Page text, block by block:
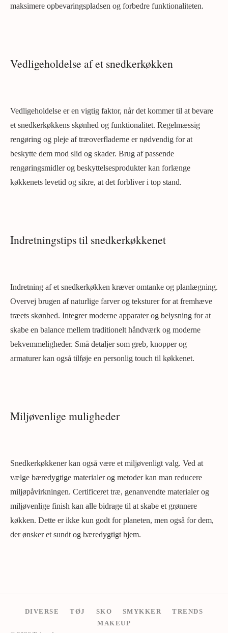
maksimere opbevaringspladsen og forbedre funktionaliteten.
Vedligeholdelse af et snedkerkøkken
Vedligeholdelse er en vigtig faktor, når det kommer til at bevare
et snedkerkøkkens skønhed og funktionalitet. Regelmæssig
rengøring og pleje af træoverfladerne er nødvendig for at
beskytte dem mod slid og skader. Brug af passende
rengøringsmidler og beskyttelsesprodukter kan forlænge
køkkenets levetid og sikre, at det forbliver i top stand.
Indretningstips til snedkerkøkkenet
Indretning af et snedkerkøkken kræver omtanke og planlægning.
Overvej brugen af naturlige farver og teksturer for at fremhæve
træets skønhed. Integrer moderne apparater og belysning for at
skabe en balance mellem traditionelt håndværk og moderne
bekvemmeligheder. Små detaljer som greb, knopper og
armaturer kan også tilføje en personlig touch til køkkenet.
Miljøvenlige muligheder
Snedkerkøkkener kan også være et miljøvenligt valg. Ved at
vælge bæredygtige materialer og metoder kan man reducere
miljøpåvirkningen. Certificeret træ, genanvendte materialer og
miljøvenlige finish kan alle bidrage til at skabe et grønnere
køkken. Dette er ikke kun godt for planeten, men også for dem,
der ønsker et sundt og bæredygtigt hjem.
DIVERSE TØJ SKO SMYKKER
TRENDS
MAKEUP